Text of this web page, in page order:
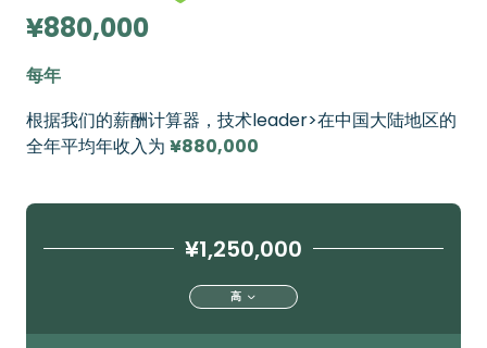
¥880,000
每年
根据我们的薪酬计算器，技术leader>在中国大陆地区的
全年平均年收入为 ¥880,000
¥1,250,000
高